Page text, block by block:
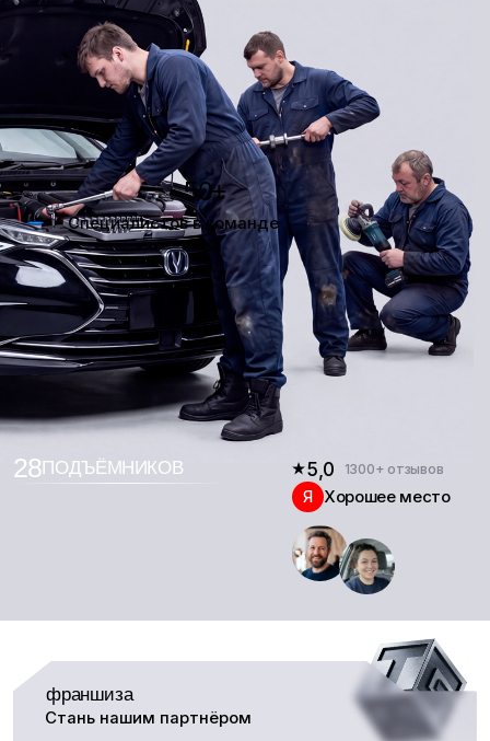
5,0 1300+ отзывов
Я Хорошее место
28ПОДЪЁМНИКОВ
50+
Специалистов в команде
Подробнее
франшиза
Стань нашим партнёром
систему стандартов
Мы открыли первый автосервис TGK-Авто
в 2013 году с одной целью —создать место,
которому доверяют. За 13 лет мы выросли